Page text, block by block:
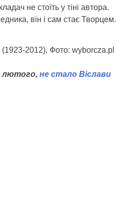
не стоїть у тіні автора.
він і сам стає Творцем.
2012). Фото: wyborcza.pl
лютого, не стало Віслави